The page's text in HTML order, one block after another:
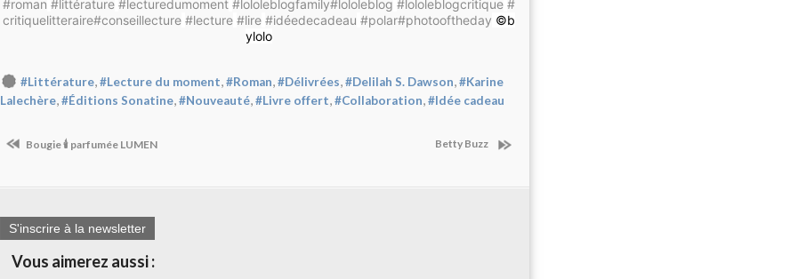
#roman #littérature #lecturedumoment #lololeblogfamily#lololeblog #lololeblogcritique #
critiquelitteraire#conseillecture #lecture #lire #idéedecadeau #polar#photooftheday ©️b
ylolo
#Littérature,#Lecture du moment,#Roman,#Délivrées,#Delilah S. Dawson,#Karine
Lalechère,#Éditions Sonatine,#Nouveauté,#Livre offert,#Collaboration,#Idée cadeau
Bougie 🕯️ parfumée LUMEN Betty Buzz
S'inscrire à la newsletter
Vous aimerez aussi :